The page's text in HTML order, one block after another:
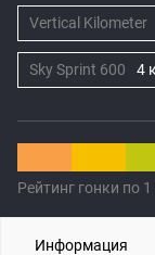
Рейтинг гонки по
Vertical Kilometer
Sky Sprint 600 4
Информация